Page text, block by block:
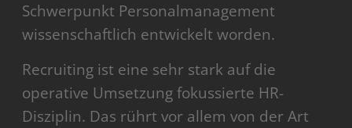
Schwerpunkt Personalmanagement
wissenschaftlich entwickelt worden.
Recruiting ist eine sehr stark auf die
operative Umsetzung fokussierte HR-
Disziplin. Das rührt vor allem von der Art